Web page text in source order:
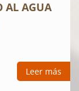
AL AGUA
Leer más